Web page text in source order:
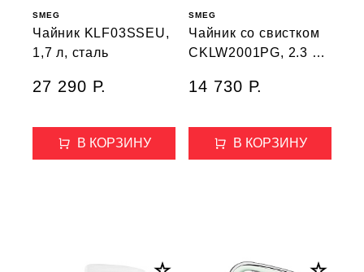
SMEG
Чайник KLF03SSEU,
1,7 л, сталь
27 290 Р.
В КОРЗИНУ
SMEG
Чайник со свистком
CKLW2001PG, 2.3 л,
зеленый
14 730 Р.
В КОРЗИНУ